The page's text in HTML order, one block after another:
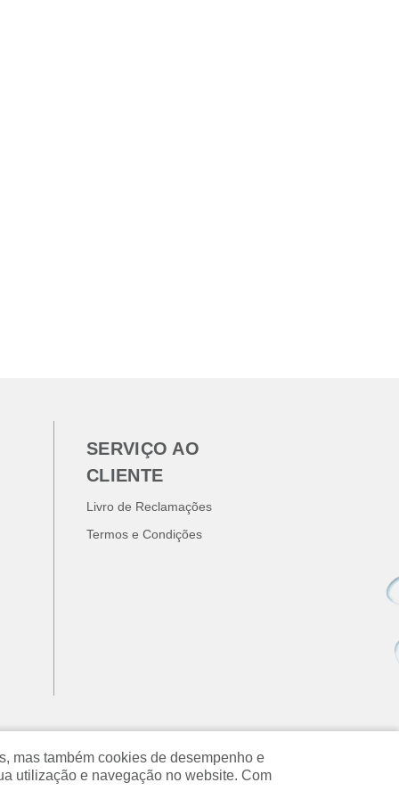
SERVIÇO AO
CLIENTE
Livro de Reclamações
Termos e Condições
mas também cookies de desempenho e
utilização e navegação no website. Com